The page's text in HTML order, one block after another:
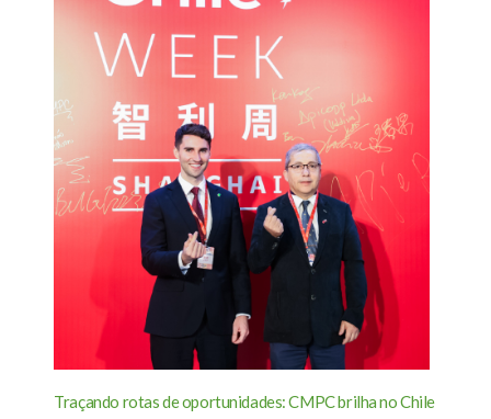
Traçando rotas de oportunidades: CMPC brilha no Chile